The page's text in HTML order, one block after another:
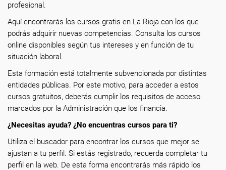
profesional.
Aquí encontrarás los cursos gratis en La Rioja con los que
podrás adquirir nuevas competencias. Consulta los cursos
online disponibles según tus intereses y en función de tu
situación laboral.
Esta formación está totalmente subvencionada por distintas
entidades públicas. Por este motivo, para acceder a estos
cursos gratuitos, deberás cumplir los requisitos de acceso
marcados por la Administración que los financia.
¿Necesitas ayuda? ¿No encuentras cursos para ti?
Utiliza el buscador para encontrar los cursos que mejor se
ajustan a tu perfil. Si estás registrado, recuerda completar tu
perfil en la web. De esta forma encontrarás más rápido los